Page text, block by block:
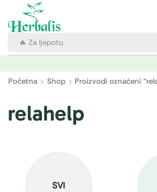
🔥 Za ljepotu
Početna Shop Proizvodi označeni
relahelp
SVI